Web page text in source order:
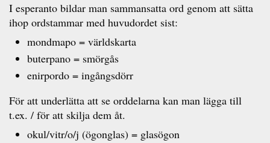
I esperanto bildar man sammansatta ord genom att sätta
ihop ordstammar med huvudordet sist:
mondmapo = världskarta
buterpano = smörgås
enirpordo = ingångsdörr
För att underlätta att se orddelarna kan man lägga till
t.ex. / för att skilja dem åt.
okul/vitr/o/j (ögonglas) = glasögon